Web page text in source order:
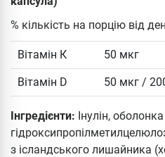
% кількість на порцію від
Вітамін К 50 мкг
Вітамін D 50 мкг /
Інгредієнти: Інулін,
з ісландського лишайника